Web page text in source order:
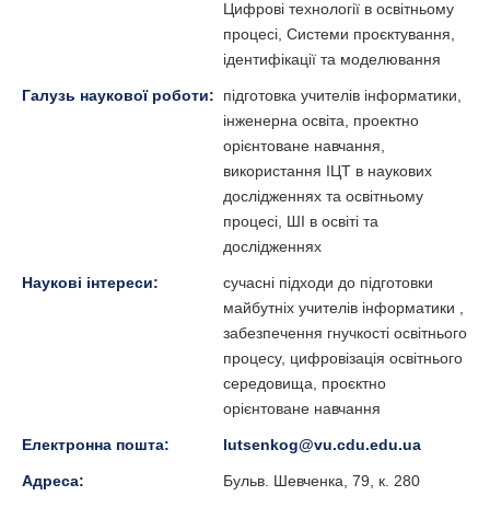
Цифрові технології в освітньому
процесі, Системи проєктування,
ідентифікації та моделювання
Галузь наукової роботи:
підготовка учителів інформатики,
інженерна освіта, проектно
орієнтоване навчання,
використання ІЦТ в наукових
дослідженнях та освітньому
процесі, ШІ в освіті та
дослідженнях
Наукові інтереси:
сучасні підходи до підготовки
майбутніх учителів інформатики ,
забезпечення гнучкості освітнього
процесу, цифровізація освітнього
середовища, проєктно
орієнтоване навчання
Електронна пошта: lutsenkog@vu.cdu.edu.ua
Адреса: Бульв. Шевченка, 79, к. 280